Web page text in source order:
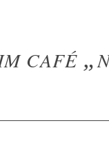
CAFÉ „